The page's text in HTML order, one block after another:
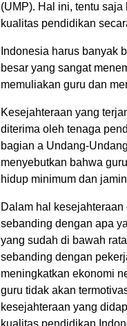
(UMP). Hal ini, tentu
kualitas pendidikan
Indonesia harus banyak
besar yang sangat
memuliakan guru dan
Kesejahteraan yang
diterima oleh tenaga
bagian a Undang-
menyebutkan bahwa
hidup minimum dan
Dalam hal
sebanding dengan apa
yang sudah di bawah
sebanding dengan
meningkatkan ekonomi
guru tidak akan
kesejahteraan yang
kualitas pendidikan